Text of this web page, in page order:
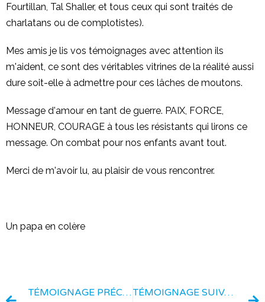
Fourtillan, Tal Shaller, et tous ceux qui sont traités de
charlatans ou de complotistes).
Mes amis je lis vos témoignages avec attention ils
m'aident, ce sont des véritables vitrines de la réalité aussi
dure soit-elle à admettre pour ces lâches de moutons.
Message d'amour en tant de guerre. PAIX, FORCE,
HONNEUR, COURAGE à tous les résistants qui lirons ce
message. On combat pour nos enfants avant tout.
Merci de m'avoir lu, au plaisir de vous rencontrer.
Un papa en colère
TÉMOIGNAGE PRÉCÉDENT TÉMOIGNAGE SUIVANT